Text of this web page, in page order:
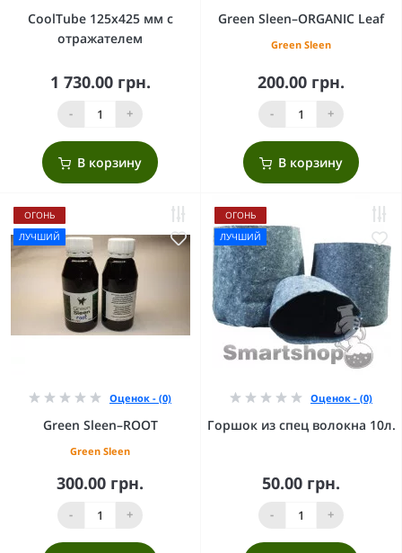
CoolTube 125х425 мм с
отражателем
1 730.00 грн.
- +
В корзину
Green Sleen–ORGANIC Leaf
Green Sleen
200.00 грн.
- +
В корзину
ОГОНЬ
ЛУЧШИЙ
Оценок - (0)
Green Sleen–ROOT
Green Sleen
300.00 грн.
- +
ОГОНЬ
ЛУЧШИЙ
Оценок - (0)
Горшок из спец волокна 10л.
50.00 грн.
- +